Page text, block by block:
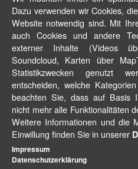
Dazu verwenden wir Cookies,
Website notwendig sind. Mit
auch Cookies und andere
externer Inhalte (Videos
Soundcloud, Karten über
Statistikzwecken genutzt
entscheiden, welche
beachten Sie, dass auf Basis
nicht mehr alle Funktionalitäten
Weitere Informationen und die
Einwillung finden Sie in unserer
Impressum
Datenschutzerklärung